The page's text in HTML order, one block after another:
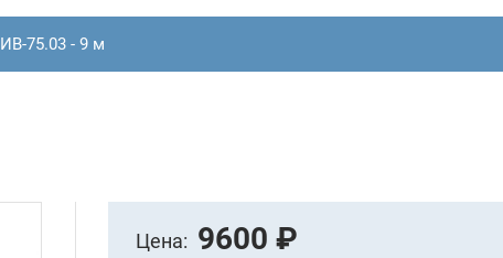
ИВ-75.03 - 9 м
Цена: 9600 ₽